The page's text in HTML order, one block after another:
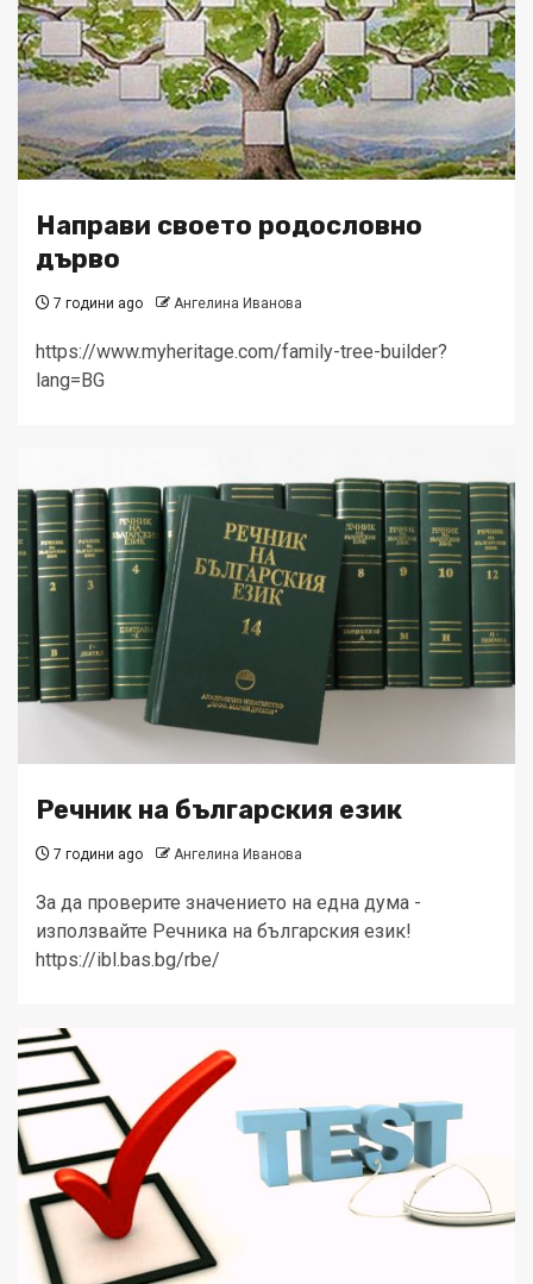
Направи своето родословно
дърво
7 години ago Ангелина Иванова
https://www.myheritage.com/family-tree-builder?
lang=BG
Речник на българския език
7 години ago Ангелина Иванова
За да проверите значението на една дума -
използвайте Речника на българския език!
https://ibl.bas.bg/rbe/